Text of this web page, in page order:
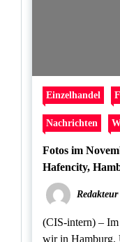
Einzelhandel
Nachrichten
Fotos im
Hafencity,
Redakteur
(CIS-intern) – Im
wir in Hamburg.